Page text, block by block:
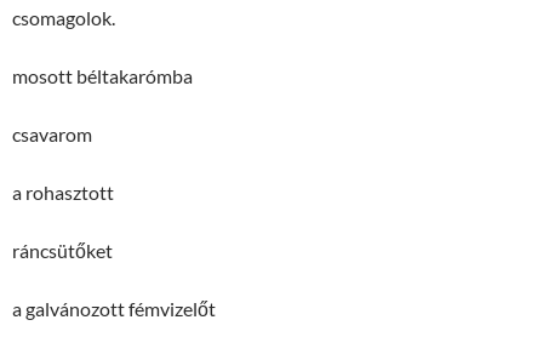
csomagolok.
mosott béltakarómba
csavarom
a rohasztott
ráncsütőket
a galvánozott fémvizelőt